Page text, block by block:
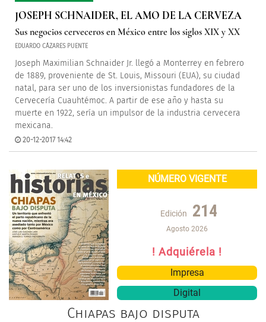
JOSEPH SCHNAIDER, EL AMO DE LA CERVEZA
Sus negocios cerveceros en México entre los siglos XIX y XX
EDUARDO CÁZARES PUENTE
Joseph Maximilian Schnaider Jr. llegó a Monterrey en febrero
de 1889, proveniente de St. Louis, Missouri (EUA), su ciudad
natal, para ser uno de los inversionistas fundadores de la
Cervecería Cuauhtémoc. A partir de ese año y hasta su
muerte en 1922, sería un impulsor de la industria cervecera
mexicana.
20-12-2017 14:42
NÚMERO VIGENTE
Edición 214
Agosto 2026
! Adquiérela !
Impresa
Digital
Chiapas bajo disputa